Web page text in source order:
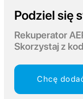
Podziel się
Rekuperator
Skorzystaj z
Chcę